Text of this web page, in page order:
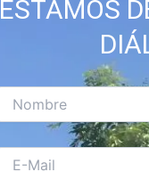
ESTAMOS